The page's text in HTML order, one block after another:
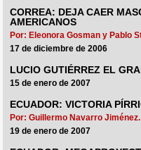
CORREA: DEJA CAER
AMERICANOS
Por: Eleonora Gosman y Pablo
17 de diciembre de 2006
LUCIO GUTIÉRREZ EL
15 de enero de 2007
ECUADOR: VICTORIA
Por: Guillermo Navarro Jiménez.
19 de enero de 2007